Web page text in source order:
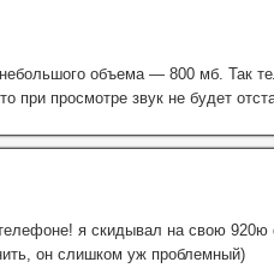
объема — 800 мб. Так
при просмотре звук не будет
я скидывал на свою
он слишком уж проблемный)